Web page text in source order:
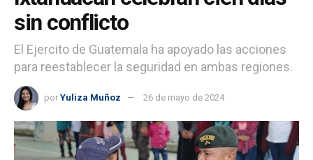
sin conflicto
El Ejercito de Guatemala ha apoyado las acciones
para reestablecer la seguridad en ambas regiones.
por Yuliza Muñoz 26 de mayo de 2024